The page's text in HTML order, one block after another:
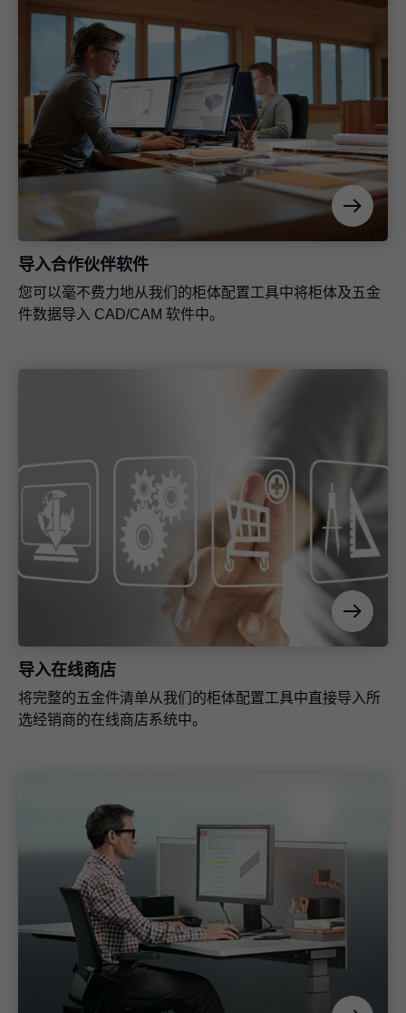
媒体资料库
编撰营销材料时，您可以访问我们的媒体资料库获取各种
专业信息——免费提供，随时随地访问。
EASY ASSEMBLY 百隆安装宝 App
Blum 百隆推出的这款安装辅助 App 可为您解答 Blum 百
隆五金件安装和调节方面的各种问题。
产品数据服务
为软件合作伙伴提供服务，快速准确地整合 Blum 百隆五
金件数据。
安装工具
更加轻松、快速地组装抽屉。
模具和夹具
轻松、精确、便捷地传输尺寸。
编撰营销材料时，您可以访问我们的媒体资料库获取各种
专业信息——免费提供，随时随地访问。
导入合作伙伴软件
您可以毫不费力地从我们的柜体配置工具中将柜体及五金
件数据导入 CAD/CAM 软件中。
导入在线商店
将完整的五金件清单从我们的柜体配置工具中直接导入所
选经销商的在线商店系统中。